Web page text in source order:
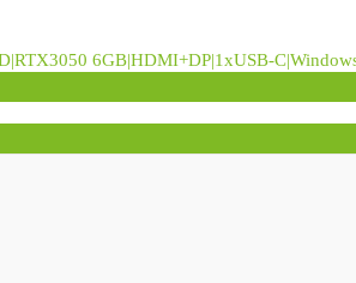
6GB|HDMI+DP|1xUSB-